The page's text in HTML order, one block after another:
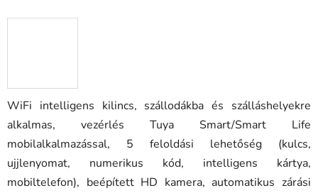
WiFi intelligens kilincs, szállodákba és szálláshelyekre
alkalmas, vezérlés Tuya Smart/Smart Life
mobilalkalmazással, 5 feloldási lehetőség (kulcs,
ujjlenyomat, numerikus kód, intelligens kártya,
mobiltelefon), beépített HD kamera, automatikus zárási